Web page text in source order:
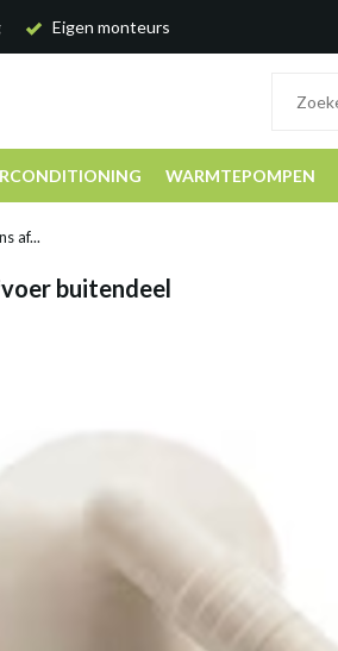
Eigen monteurs
WARMTEPOMPEN
af...
buitendeel